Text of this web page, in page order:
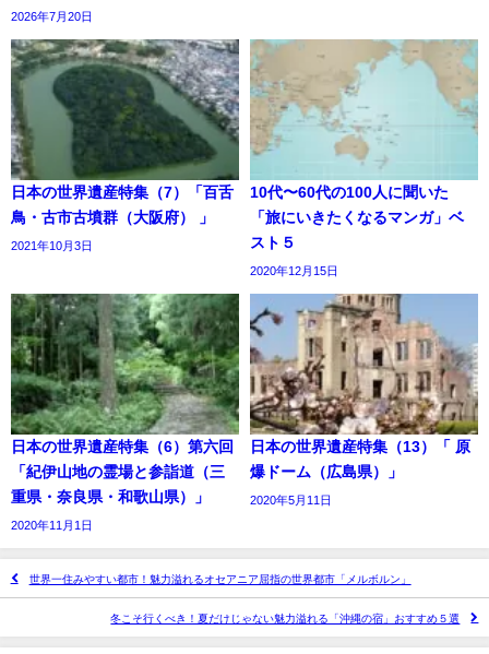
2026年7月20日
日本の世界遺産特集（7）「百舌
鳥・古市古墳群（大阪府） 」
2021年10月3日
10代〜60代の100人に聞いた
「旅にいきたくなるマンガ」ベ
スト５
2020年12月15日
日本の世界遺産特集（6）第六回
「紀伊山地の霊場と参詣道（三
重県・奈良県・和歌山県）」
2020年11月1日
日本の世界遺産特集（13）「 原
爆ドーム（広島県）」
2020年5月11日
世界一住みやすい都市！魅力溢れるオセアニア屈指の世界都市「メルボルン」
冬こそ行くべき！夏だけじゃない魅力溢れる「沖縄の宿」おすすめ５選